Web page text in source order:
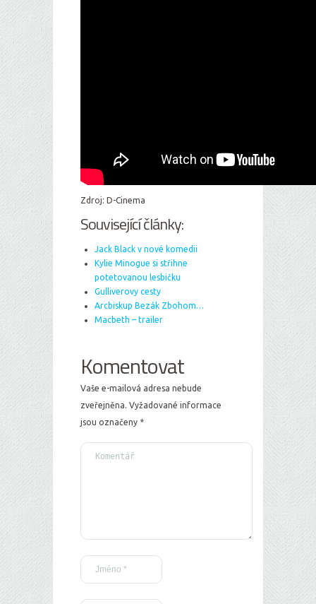
Zdroj: D-Cinema
Související články:
Jack Black v nové komedii
Kylie Minogue si střihne
potetovanou lesbičku
Gulliverovy cesty
Arcbiskup Bezák Zbohom…
Macbeth – trailer
Komentovat
Vaše e-mailová adresa nebude
zveřejněna. Vyžadované informace
jsou označeny *